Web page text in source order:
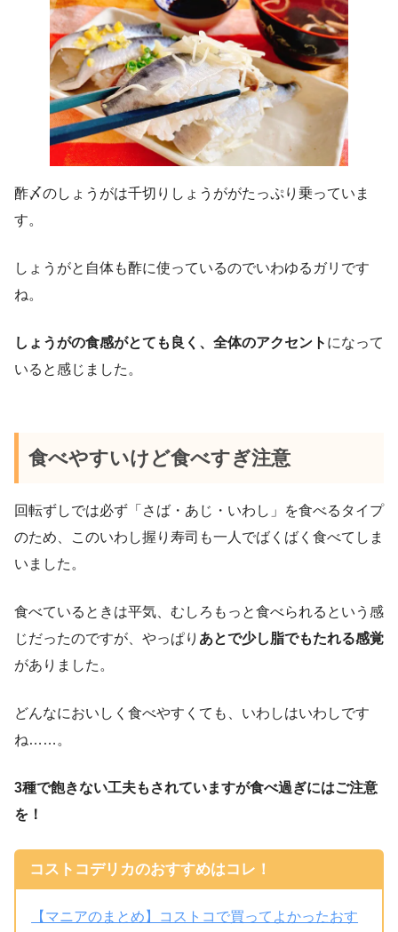
酢〆のしょうがは千切りしょうががたっぷり乗っていま
す。
しょうがと自体も酢に使っているのでいわゆるガリです
ね。
しょうがの食感がとても良く、全体のアクセント になって
いると感じました。
食べやすいけど食べすぎ注意
回転ずしでは必ず「さば・あじ・いわし」を食べるタイプ
のため、このいわし握り寿司も一人でばくばく食べてしま
いました。
食べているときは平気、むしろもっと食べられるという感
じだったのですが、やっぱり あとで少し脂でもたれる感覚
がありました。
どんなにおいしく食べやすくても、いわしはいわしです
ね……。
3種で飽きない工夫もされていますが食べ過ぎにはご注意
を！
コストコデリカのおすすめはコレ！
【マニアのまとめ】コストコで買ってよかったおす